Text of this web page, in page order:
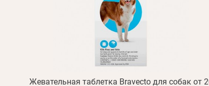
Жевательная таблетка Bravecto для собак от